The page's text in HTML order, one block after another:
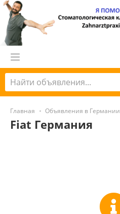
Главная Объявления в Германии
Fiat Германия